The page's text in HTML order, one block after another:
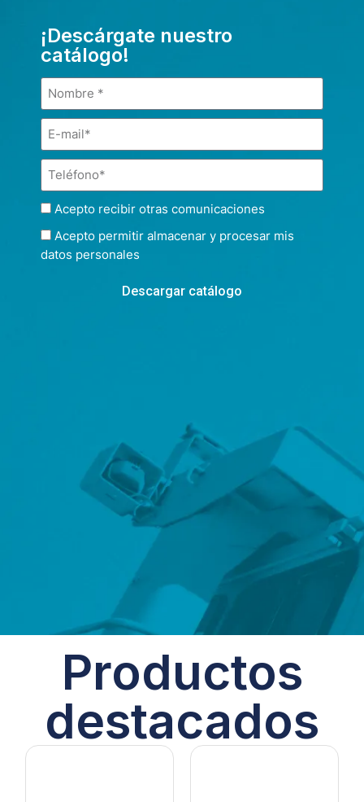
¡Descárgate nuestro
catálogo!
Acepto recibir otras comunicaciones
Acepto permitir almacenar y procesar mis
datos personales
Descargar catálogo
Productos
destacados